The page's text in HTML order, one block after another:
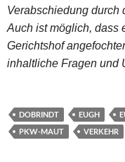
Verabschiedung durch
Auch ist möglich, dass
Gerichtshof
inhaltliche Fragen und
DOBRINDT EUGH
PKW-MAUT
VERKEHR